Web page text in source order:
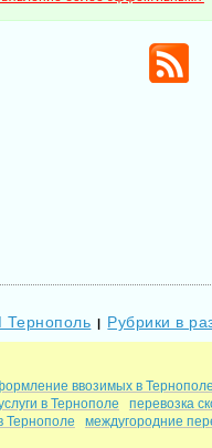
Тернополь | Рубрики в
ввозимых в
в Тернополе
перевозка
Тернополе
междугородние